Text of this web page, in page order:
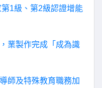
1級、第2級認證增能
業製作完成「成為識
師及特殊教育職務加